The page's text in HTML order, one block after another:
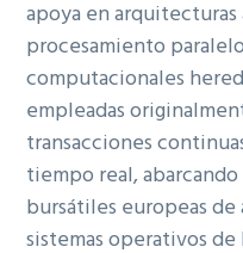
apoya en
procesamiento paralel
computacionales h
empleadas
transacciones
tiempo real, abarc
bursátiles europeas
sistemas operativos